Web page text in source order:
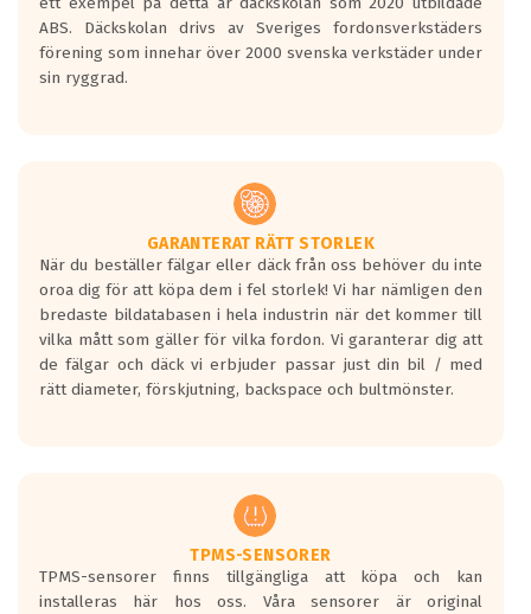
ABS. Däckskolan drivs av Sveriges fordonsverkstäders
förening som innehar över 2000 svenska verkstäder under
sin ryggrad.
GARANTERAT RÄTT STORLEK
När du beställer fälgar eller däck från oss behöver du inte
oroa dig för att köpa dem i fel storlek! Vi har nämligen den
bredaste bildatabasen i hela industrin när det kommer till
vilka mått som gäller för vilka fordon. Vi garanterar dig att
de fälgar och däck vi erbjuder passar just din bil / med
rätt diameter, förskjutning, backspace och bultmönster.
TPMS-SENSORER
TPMS-sensorer finns tillgängliga att köpa och kan
installeras här hos oss. Våra sensorer är original